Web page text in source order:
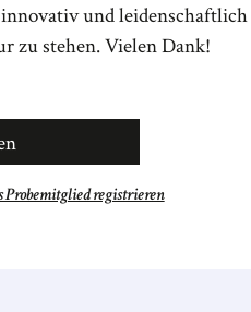
und
zu stehen. Vielen Dank!
registrieren